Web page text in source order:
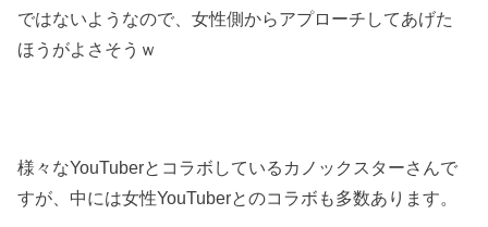
ではないようなので、女性側からアプローチしてあげた
ほうがよさそうｗ
様々なYouTuberとコラボしているカノックスターさんで
すが、中には女性YouTuberとのコラボも多数あります。